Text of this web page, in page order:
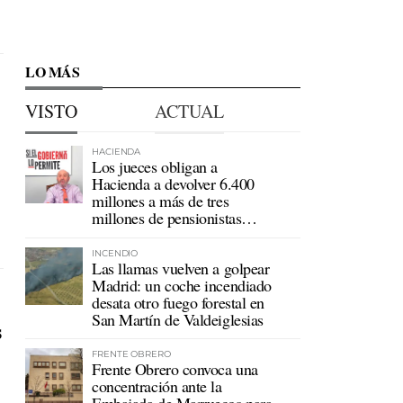
LO MÁS
VISTO ACTUAL
HACIENDA
Los jueces obligan a
Hacienda a devolver 6.400
millones a más de tres
millones de pensionistas
INCENDIO
Las llamas vuelven a golpear
Madrid: un coche incendiado
desata otro fuego forestal en
San Martín de Valdeiglesias
FRENTE OBRERO
Frente Obrero convoca una
concentración ante la